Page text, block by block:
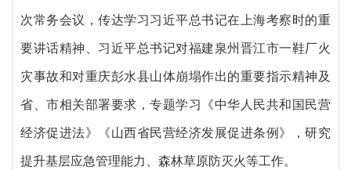
次常务会议，传达学习习近平总书记在上海考察时的重
要讲话精神、习近平总书记对福建泉州晋江市一鞋厂火
灾事故和对重庆彭水县山体崩塌作出的重要指示精神及
省、市相关部署要求，专题学习《中华人民共和国民营
经济促进法》《山西省民营经济发展促进条例》，研究
提升基层应急管理能力、森林草原防灭火等工作。